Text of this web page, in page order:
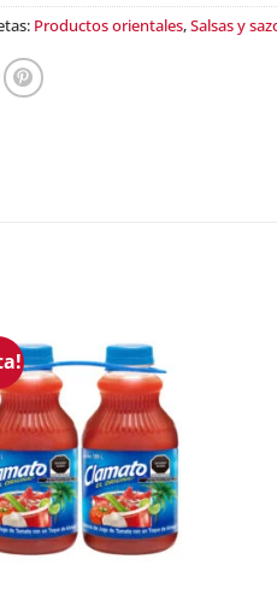
Productos orientales,Salsas y